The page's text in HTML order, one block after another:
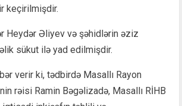
keçirilmişdir.
Heydər Əliyev və şəhidlərin əziz
sükut ilə yad edilmişdir.
verir ki, tədbirdə Masallı Rayon
rəisi Ramin Bəgəlizadə, Masallı RİHB